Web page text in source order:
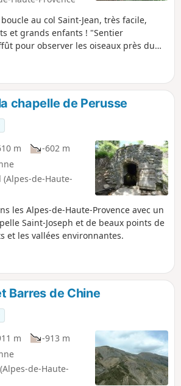
au col Saint-Jean, très facile,
et grands enfants ! "Sentier
pour observer les oiseaux près du
mystérieux, la Chapelle Saint-Léger,
Dormillouse au sommet de la crête de
très ombragé.
chapelle de Perusse
m
-602 m
de-Haute-
les Alpes-de-Haute-Provence avec un
Saint-Joseph et de beaux points de
et les vallées environnantes.
Barres de Chine
m
-913 m
de-Haute-